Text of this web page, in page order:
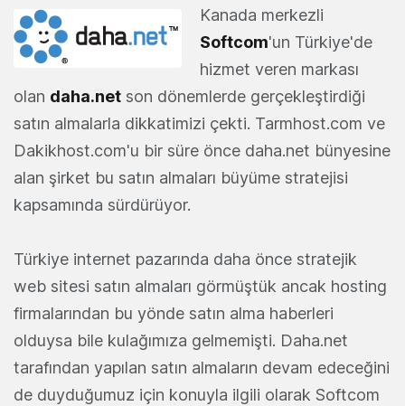
Kanada merkezli
Softcom'un Türkiye'de
hizmet veren markası
olan daha.net son dönemlerde gerçekleştirdiği
satın almalarla dikkatimizi çekti. Tarmhost.com ve
Dakikhost.com'u bir süre önce daha.net bünyesine
alan şirket bu satın almaları büyüme stratejisi
kapsamında sürdürüyor.
Türkiye internet pazarında daha önce stratejik
web sitesi satın almaları görmüştük ancak hosting
firmalarından bu yönde satın alma haberleri
olduysa bile kulağımıza gelmemişti. Daha.net
tarafından yapılan satın almaların devam edeceğini
de duyduğumuz için konuyla ilgili olarak Softcom